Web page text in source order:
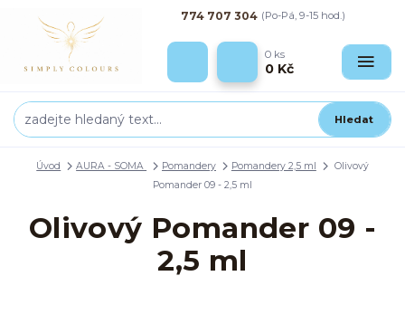
Hledat
774 707 304 (Po-Pá, 9-15 hod.)
0 ks
0 Kč
Úvod AURA - SOMA Pomandery Pomandery 2,5 ml
Olivový
Pomander 09 - 2,5 ml
Olivový Pomander 09 -
2,5 ml